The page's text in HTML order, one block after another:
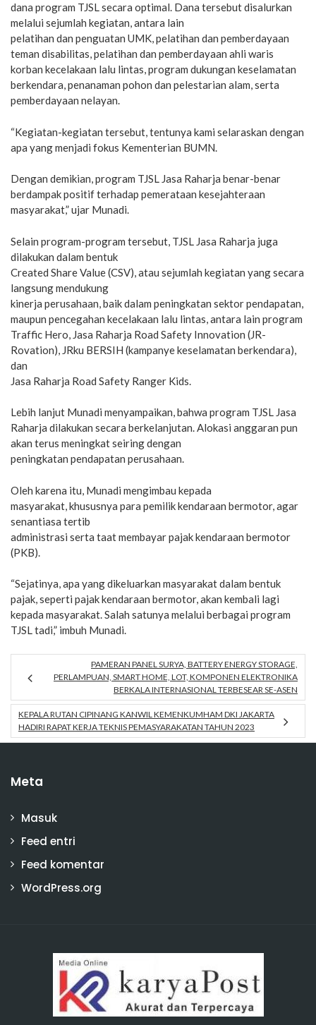
dana program TJSL secara optimal. Dana tersebut disalurkan
melalui sejumlah kegiatan, antara lain
pelatihan dan penguatan UMK, pelatihan dan pemberdayaan
teman disabilitas, pelatihan dan pemberdayaan ahli waris
korban kecelakaan lalu lintas, program dukungan keselamatan
berkendara, penanaman pohon dan pelestarian alam, serta
pemberdayaan nelayan.
“Kegiatan-kegiatan tersebut, tentunya kami selaraskan dengan
apa yang menjadi fokus Kementerian BUMN.
Dengan demikian, program TJSL Jasa Raharja benar-benar
berdampak positif terhadap pemerataan kesejahteraan
masyarakat,” ujar Munadi.
Selain program-program tersebut, TJSL Jasa Raharja juga
dilakukan dalam bentuk
Created Share Value (CSV), atau sejumlah kegiatan yang secara
langsung mendukung
kinerja perusahaan, baik dalam peningkatan sektor pendapatan,
maupun pencegahan kecelakaan lalu lintas, antara lain program
Traffic Hero, Jasa Raharja Road Safety Innovation (JR-
Rovation), JRku BERSIH (kampanye keselamatan berkendara),
dan
Jasa Raharja Road Safety Ranger Kids.
Lebih lanjut Munadi menyampaikan, bahwa program TJSL Jasa
Raharja dilakukan secara berkelanjutan. Alokasi anggaran pun
akan terus meningkat seiring dengan
peningkatan pendapatan perusahaan.
Oleh karena itu, Munadi mengimbau kepada
masyarakat, khususnya para pemilik kendaraan bermotor, agar
senantiasa tertib
administrasi serta taat membayar pajak kendaraan bermotor
(PKB).
“Sejatinya, apa yang dikeluarkan masyarakat dalam bentuk
pajak, seperti pajak kendaraan bermotor, akan kembali lagi
kepada masyarakat. Salah satunya melalui berbagai program
TJSL tadi,” imbuh Munadi.
PAMERAN PANEL SURYA, BATTERY ENERGY STORAGE,
PERLAMPUAN, SMART HOME, LOT, KOMPONEN ELEKTRONIKA
BERKALA INTERNASIONAL TERBESEAR SE-ASEN
KEPALA RUTAN CIPINANG KANWIL KEMENKUMHAM DKI JAKARTA
HADIRI RAPAT KERJA TEKNIS PEMASYARAKATAN TAHUN 2023
Meta
Masuk
Feed entri
Feed komentar
WordPress.org